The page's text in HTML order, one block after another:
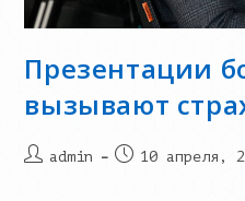
Презентации
вызывают
Postadmin
Запись10 апреля,